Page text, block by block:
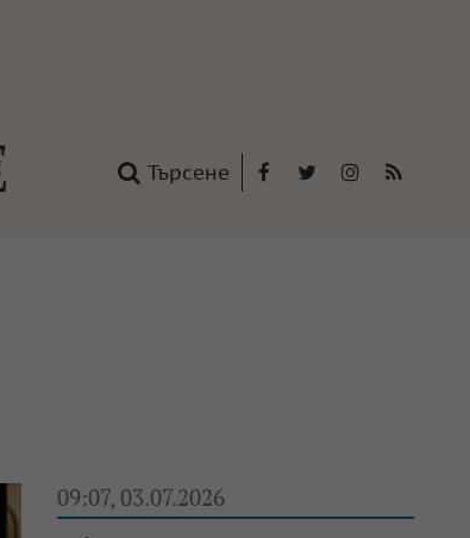
Търсене
09:07, 03.07.2026